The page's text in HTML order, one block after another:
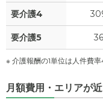
要介護4
要介護5
※ 介護報酬の1単位は人件費率
月額費用・エリアが